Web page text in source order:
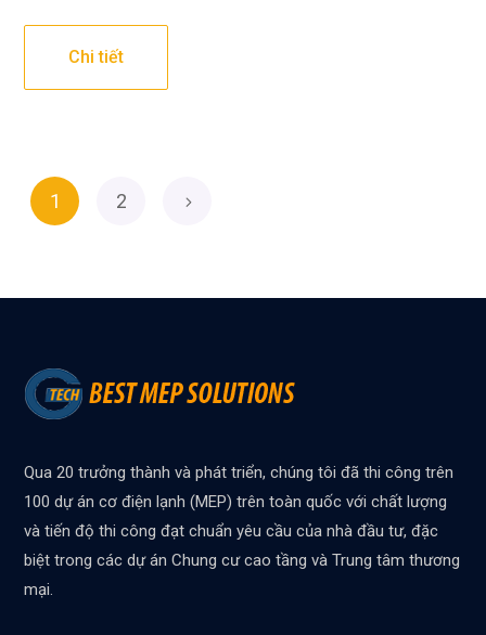
Chi tiết
1 2
Qua 20 trưởng thành và phát triển, chúng tôi đã thi công trên
100 dự án cơ điện lạnh (MEP) trên toàn quốc với chất lượng
và tiến độ thi công đạt chuẩn yêu cầu của nhà đầu tư, đặc
biệt trong các dự án Chung cư cao tầng và Trung tâm thương
mại.